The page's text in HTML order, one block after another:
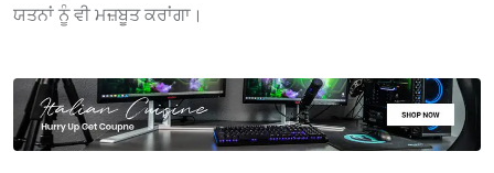
ਯਤਨਾਂ ਨੂੰ ਵੀ ਮਜ਼ਬੂਤ ​​ਕਰਾਂਗਾ।